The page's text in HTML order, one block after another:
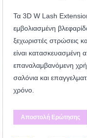
Τα 3D W Lash
εμβολιασμένη
ξεχωριστές στρώσεις
είναι κατασκευασμένη
επαναλαμβανόμενη
σαλόνια και
χρόνο.
Αποστολή Ερώτησης